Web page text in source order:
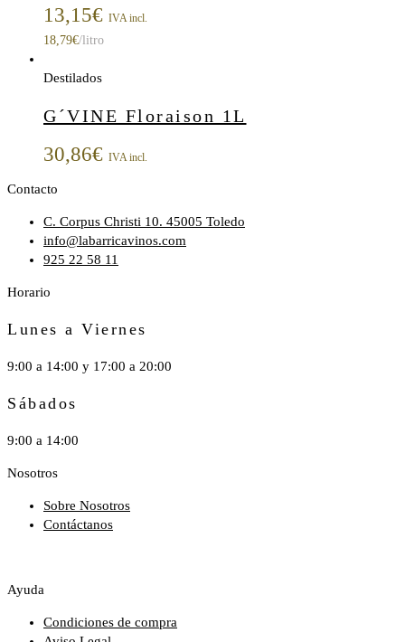
13,15€ IVA incl.
18,79€/litro
Destilados
G´VINE Floraison 1L
30,86€ IVA incl.
Contacto
C. Corpus Christi 10. 45005 Toledo
info@labarricavinos.com
925 22 58 11
Horario
Lunes a Viernes
9:00 a 14:00 y 17:00 a 20:00
Sábados
9:00 a 14:00
Nosotros
Sobre Nosotros
Contáctanos
Ayuda
Condiciones de compra